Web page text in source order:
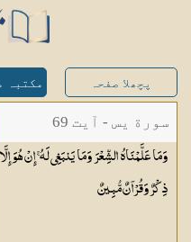
پچھلا صفحہ مکتبہ
سورة يس - آیت 69
وَمَا عَلَّمْنَاهُ الشِّعْرَ وَمَا يَنبَغِي لَهُ ۚ إِنْ هُوَ إِلَّا
ذِكْرٌ وَقُرْآنٌمُّبِينٌ